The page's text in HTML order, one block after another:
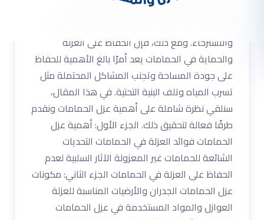
الحمامات شركة عزل حمامات بالرياض . تمثل
والاسترخاء. ومع ذلك، فإن الحفاظ على العزلة
والحماية في الحمامات يعد أمرًا بالغ الأهمية للحفاظ
على جودة المساحة وتجنب المشاكل المحتملة مثل
تسرب المياه وتلف البنية التحتية. في هذا المقال،
سنلقي نظرة شاملة على أهمية عزل الحمامات ونقدم
طرقًا فعالة لتحقيق ذلك. الجزء الأول: أهمية عزل
الحمامات فوائد العزلة في الحمامات التحديات
الشائعة للحمامات غير المعزولة الآثار السلبية لعدم
الحفاظ على العزلة في الحمامات الجزء الثاني: مكونات
عزل الحمامات الجدران والأرضيات المناسبة للعزلة
العوازل والمواد المستخدمة في عزل الحمامات